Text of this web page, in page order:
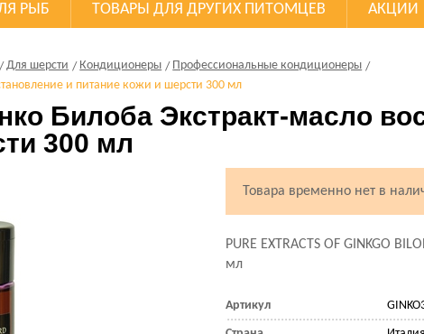
РЫБ ТОВАРЫ ДЛЯ ДРУГИХ ПИТОМЦЕВ АКЦИИ
Для шерсти Кондиционеры
Профессиональные кондиционеры
и питание кожи и шерсти 300 мл
Билоба Экстракт-масло
300 мл
Товара временно нет в
PURE EXTRACTS OF GINKGO
мл
Артикул